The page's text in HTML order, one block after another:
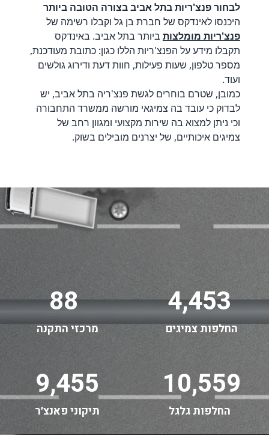
לבחור פנצ'ריות בתל אביב בצורה הטובה ביותר
היכנסו לאינדקס של חברת בן גל וקבלו רשימה של
פנצ'ריות מומלצות ביותר בתל אביב. באינדקס
תקבלו מידע על הפנצ'ריות הללו כגון: כתובת מעודכנת,
מספר טלפון, שעות פעילות, חוות דעת ודירוג גולשים
ועוד.
כמובן, שטרם בוחרים לגשת פנצ'ריה בתל אביב, יש
לבדוק כי עובד בה צמיגאי מורשה ממשרד התחבורה
וכי ניתן למצוא בה שירות מקצועי ומגוון רחב של
צמיגים איכותיים, של יצרנים מובילים בשוק.
88
מרכזי התקנה
4,453
החלפות צמיגים
9,455
תיקוני פאנצ׳ר
10,559
החלפות גלגל